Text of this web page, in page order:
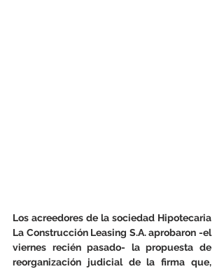
Los acreedores de la sociedad Hipotecaria
La Construcción Leasing S.A. aprobaron -el
viernes recién pasado- la propuesta de
reorganización judicial de la firma que,